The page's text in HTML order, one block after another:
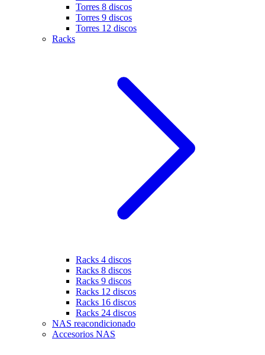
Torres 8 discos
Torres 9 discos
Torres 12 discos
Racks
Racks 4 discos
Racks 8 discos
Racks 9 discos
Racks 12 discos
Racks 16 discos
Racks 24 discos
NAS reacondicionado
Accesorios NAS